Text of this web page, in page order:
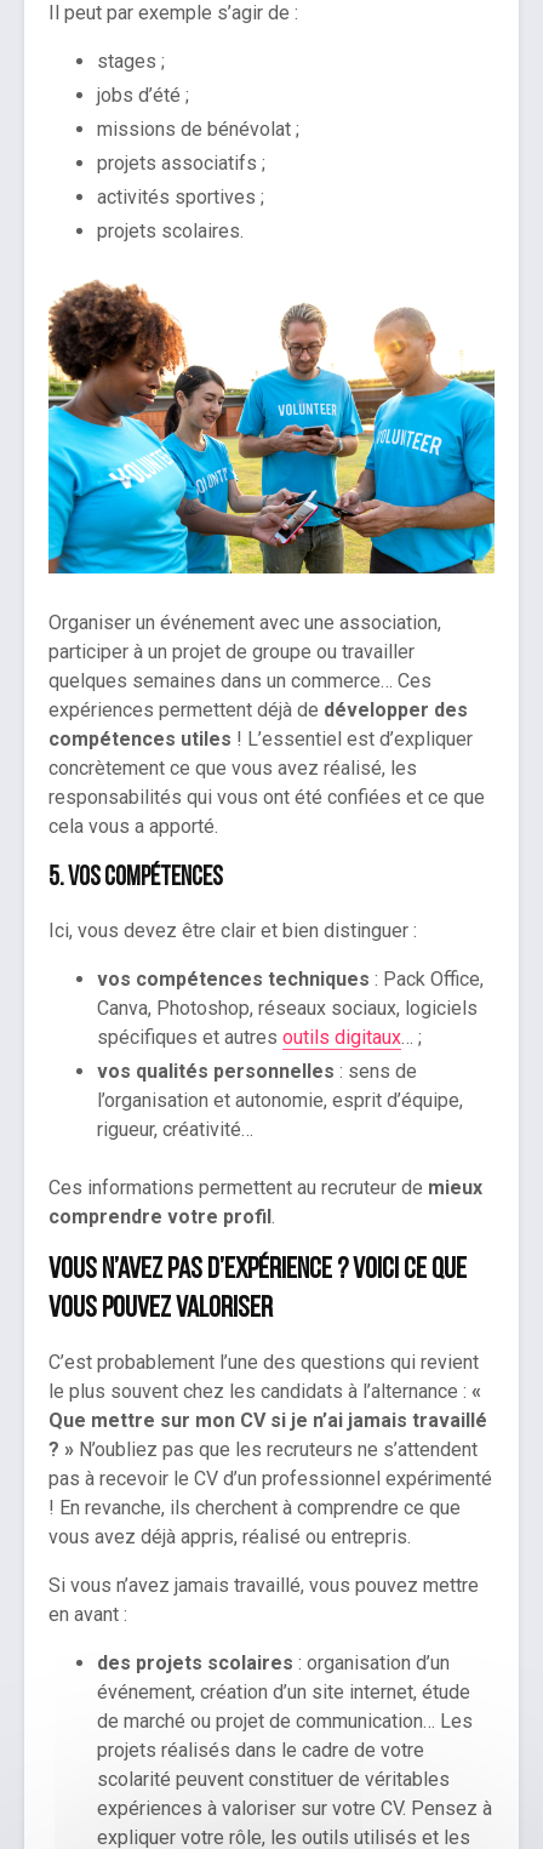
Il peut par exemple s’agir de :
stages ;
jobs d’été ;
missions de bénévolat ;
projets associatifs ;
activités sportives ;
projets scolaires.
Organiser un événement avec une association,
participer à un projet de groupe ou travailler
quelques semaines dans un commerce… Ces
expériences permettent déjà de développer des
compétences utiles ! L’essentiel est d’expliquer
concrètement ce que vous avez réalisé, les
responsabilités qui vous ont été confiées et ce que
cela vous a apporté.
5. Vos compétences
Ici, vous devez être clair et bien distinguer :
vos compétences techniques : Pack Office,
Canva, Photoshop, réseaux sociaux, logiciels
spécifiques et autres outils digitaux… ;
vos qualités personnelles : sens de
l’organisation et autonomie, esprit d’équipe,
rigueur, créativité…
Ces informations permettent au recruteur de mieux
comprendre votre profil .
Vous n’avez pas d’expérience ? Voici ce que
vous pouvez valoriser
C’est probablement l’une des questions qui revient
le plus souvent chez les candidats à l’alternance : «
Que mettre sur mon CV si je n’ai jamais travaillé
? » N’oubliez pas que les recruteurs ne s’attendent
pas à recevoir le CV d’un professionnel expérimenté
! En revanche, ils cherchent à comprendre ce que
vous avez déjà appris, réalisé ou entrepris.
Si vous n’avez jamais travaillé, vous pouvez mettre
en avant :
des projets scolaires : organisation d’un
événement, création d’un site internet, étude
de marché ou projet de communication… Les
projets réalisés dans le cadre de votre
scolarité peuvent constituer de véritables
expériences à valoriser sur votre CV. Pensez à
expliquer votre rôle, les outils utilisés et les